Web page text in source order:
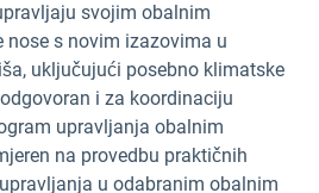
svojim obalnim
nose s novim izazovima u
uključujući posebno klimatske
i za koordinaciju
upravljanja obalnim
na provedbu praktičnih
u odabranim obalnim